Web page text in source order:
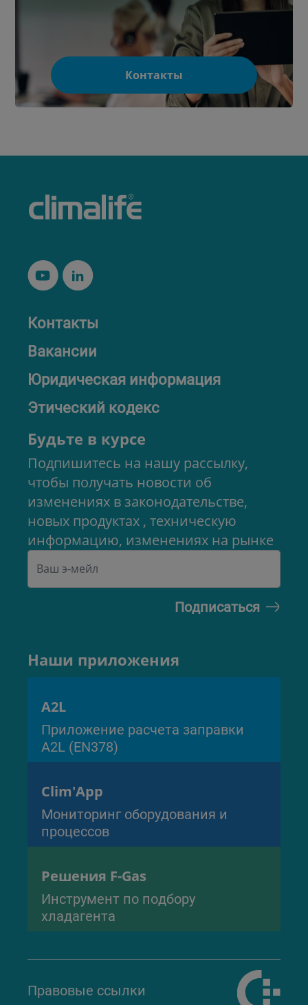
Контакты
Контакты
Вакансии
Юридическая информация
Этический кодекс
Будьте в курсе
Подпишитесь на нашу рассылку,
чтобы получать новости об
изменениях в законодательстве,
новых продуктах , техническую
информацию, изменениях на рынке
Наши приложения
A2L
Приложение расчета заправки
A2L (EN378)
Clim'App
Мониторинг оборудования и
процессов
Решения F-Gas
Инструмент по подбору
хладагента
Правовые ссылки